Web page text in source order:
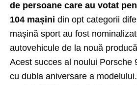
de persoane care au votat
104 mașini din opt categorii
mașină sport au fost
autovehicule de la nouă
Acest succes al noului Porsche
cu dubla aniversare a